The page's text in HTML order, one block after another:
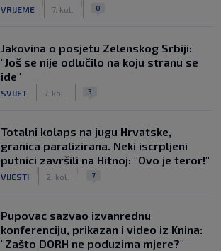
VRIJEME 7. kol. 0
Jakovina o posjetu Zelenskog Srbiji:
"Još se nije odlučilo na koju stranu se
ide"
SVIJET 7. kol. 3
Totalni kolaps na jugu Hrvatske,
granica paralizirana. Neki iscrpljeni
putnici završili na Hitnoj: "Ovo je teror!"
VIJESTI 2. kol. 7
Pupovac sazvao izvanrednu
konferenciju, prikazan i video iz Knina:
"Zašto DORH ne poduzima mjere?"